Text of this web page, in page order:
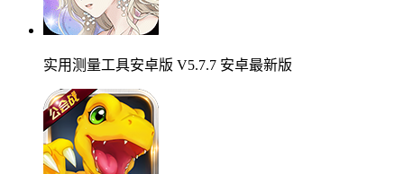
实用测量工具安卓版 V5.7.7 安卓最新版